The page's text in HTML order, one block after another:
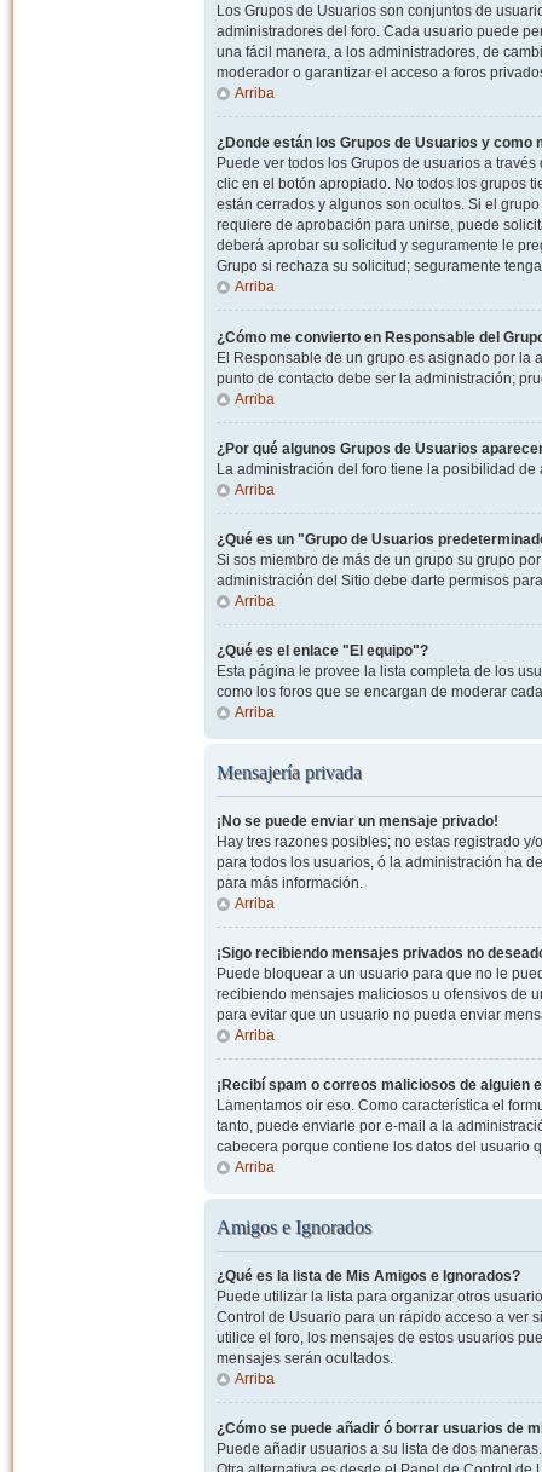
Los Grupos de Usuarios son conjuntos de
administradores del foro. Cada usuario puede
una fácil manera, a los administradores, de
moderador o garantizar el acceso a foros
Arriba
¿Donde están los Grupos de Usuarios y como
Puede ver todos los Grupos de usuarios a
clic en el botón apropiado. No todos los grupos
están cerrados y algunos son ocultos. Si el
requiere de aprobación para unirse, puede
deberá aprobar su solicitud y seguramente le
Grupo si rechaza su solicitud; seguramente
Arriba
¿Cómo me convierto en Responsable del
El Responsable de un grupo es asignado por la
punto de contacto debe ser la administración;
Arriba
¿Por qué algunos Grupos de Usuarios
La administración del foro tiene la posibilidad
Arriba
¿Qué es un "Grupo de Usuarios
Si sos miembro de más de un grupo su grupo
administración del Sitio debe darte permisos
Arriba
¿Qué es el enlace "El equipo"?
Esta página le provee la lista completa de los
como los foros que se encargan de moderar
Arriba
Mensajería privada
¡No se puede enviar un mensaje privado!
Hay tres razones posibles; no estas registrado
para todos los usuarios, ó la administración ha
para más información.
Arriba
¡Sigo recibiendo mensajes privados no
Puede bloquear a un usuario para que no le
recibiendo mensajes maliciosos u ofensivos de
para evitar que un usuario no pueda enviar
Arriba
¡Recibí spam o correos maliciosos de alguien
Lamentamos oir eso. Como característica el
tanto, puede enviarle por e-mail a la
cabecera porque contiene los datos del usuario
Arriba
Amigos e Ignorados
¿Qué es la lista de Mis Amigos e Ignorados?
Puede utilizar la lista para organizar otros
Control de Usuario para un rápido acceso a ver
utilice el foro, los mensajes de estos usuarios
mensajes serán ocultados.
Arriba
¿Cómo se puede añadir ó borrar usuarios de
Puede añadir usuarios a su lista de dos